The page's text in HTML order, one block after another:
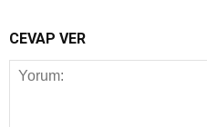
CEVAP VER